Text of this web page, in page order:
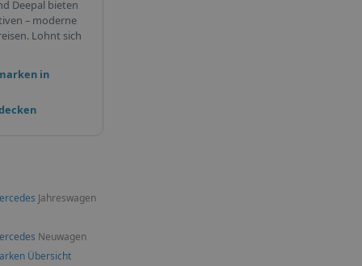
Deepal bieten
– moderne
Lohnt sich
in
Jahreswagen
Neuwagen
Übersicht